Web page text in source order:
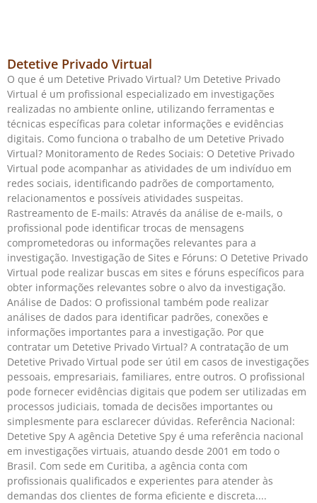
Detetive Privado Virtual
O que é um Detetive Privado Virtual? Um Detetive Privado
Virtual é um profissional especializado em investigações
realizadas no ambiente online, utilizando ferramentas e
técnicas específicas para coletar informações e evidências
digitais. Como funciona o trabalho de um Detetive Privado
Virtual? Monitoramento de Redes Sociais: O Detetive Privado
Virtual pode acompanhar as atividades de um indivíduo em
redes sociais, identificando padrões de comportamento,
relacionamentos e possíveis atividades suspeitas.
Rastreamento de E-mails: Através da análise de e-mails, o
profissional pode identificar trocas de mensagens
comprometedoras ou informações relevantes para a
investigação. Investigação de Sites e Fóruns: O Detetive Privado
Virtual pode realizar buscas em sites e fóruns específicos para
obter informações relevantes sobre o alvo da investigação.
Análise de Dados: O profissional também pode realizar
análises de dados para identificar padrões, conexões e
informações importantes para a investigação. Por que
contratar um Detetive Privado Virtual? A contratação de um
Detetive Privado Virtual pode ser útil em casos de investigações
pessoais, empresariais, familiares, entre outros. O profissional
pode fornecer evidências digitais que podem ser utilizadas em
processos judiciais, tomada de decisões importantes ou
simplesmente para esclarecer dúvidas. Referência Nacional:
Detetive Spy A agência Detetive Spy é uma referência nacional
em investigações virtuais, atuando desde 2001 em todo o
Brasil. Com sede em Curitiba, a agência conta com
profissionais qualificados e experientes para atender às
demandas dos clientes de forma eficiente e discreta.